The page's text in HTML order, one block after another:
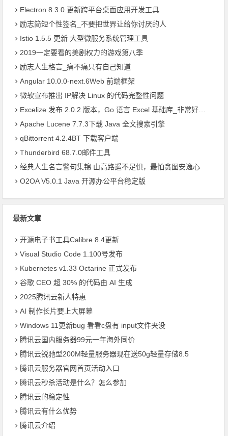
Electron 8.3.0 更新跨平台桌面应用开发工具
励志简短个性签名_不要把世界让给你讨厌的人
Istio 1.5.5 更新 大型微服务系统管理工具
2019一定要看的美剧权力的游戏第八季
励志人生格言_痛不痛只有自己知道
Angular 10.0.0-next.6Web 前端框架
微软宣布推出 IP解决 Linux 的代码完整性问题
Excelize 发布 2.0.2 版本，Go 语言 Excel 基础库_非常好用的基础库
Apache Lucene 7.7.3下载 Java 全文搜索引擎
qBittorrent 4.2.4BT 下载客户端
Thunderbird 68.7.0邮件工具
经典人生名言警句集锦 山高路遥不足惧，最怕贪图安逸心
O2OA V5.0.1 Java 开源办公平台稳定版
最新文章
开源电子书工具Calibre 8.4更新
Visual Studio Code 1.100号发布
Kubernetes v1.33 Octarine 正式发布
​谷歌 CEO 超 30% 的代码由 AI 生成
2025腾讯云新人特惠
AI 制作长片要上大屏幕
Windows 11更新bug 看看c盘有 input文件夹没
腾讯云国内服务器99元一年海外同价
腾讯云锐驰型200M轻量服务器现在送50g轻量存储8.5
腾讯云服务器官网首页活动入口
腾讯云秒杀活动是什么？怎么参加
腾讯云的稳定性
腾讯云有什么优势
腾讯云介绍